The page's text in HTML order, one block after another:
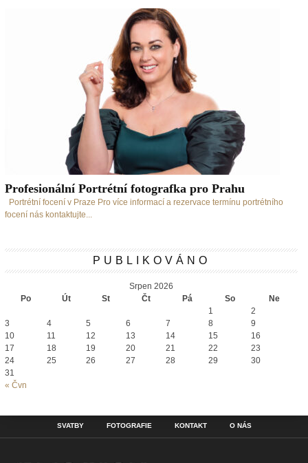
Profesionální Portrétní fotografka pro Prahu
Portrétní focení v Praze Pro více informací a rezervace termínu portrétního
focení nás kontaktujte...
PUBLIKOVÁNO
Srpen 2026
Po
Út St Čt Pá So
Ne
1
2
3
4 5 6 7 8
9
10
11 12 13 14 15
16
17
18 19 20 21 22
23
24
25 26 27 28 29
30
31
« Čvn
SVATBY FOTOGRAFIE KONTAKT O NÁS